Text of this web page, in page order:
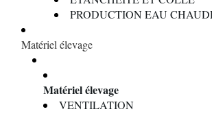
PRODUCTION EAU
Matériel élevage
Matériel élevage
VENTILATION